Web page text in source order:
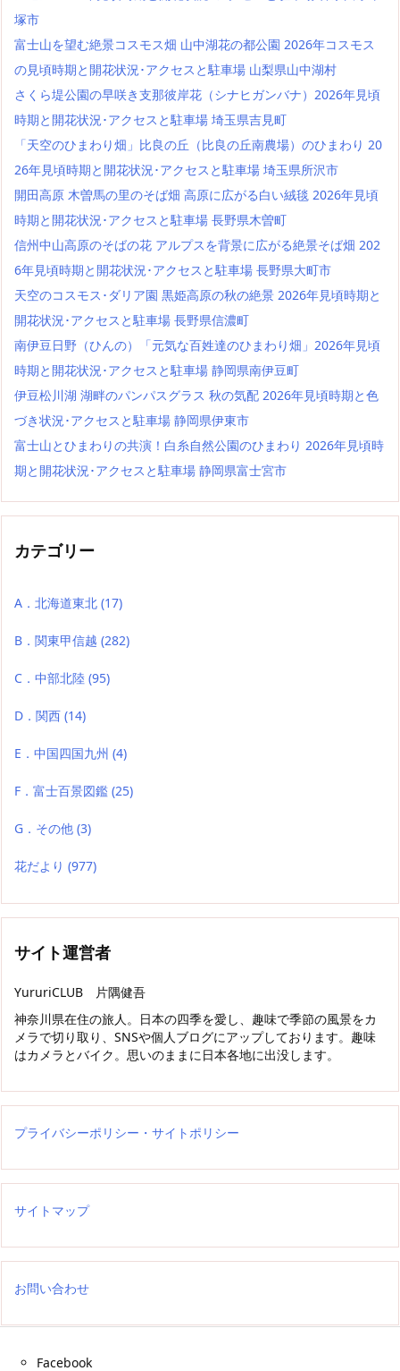
塚市
富士山を望む絶景コスモス畑 山中湖花の都公園 2026年コスモス
の見頃時期と開花状況･アクセスと駐車場 山梨県山中湖村
さくら堤公園の早咲き支那彼岸花（シナヒガンバナ）2026年見頃
時期と開花状況･アクセスと駐車場 埼玉県吉見町
「天空のひまわり畑」比良の丘（比良の丘南農場）のひまわり 20
26年見頃時期と開花状況･アクセスと駐車場 埼玉県所沢市
開田高原 木曽馬の里のそば畑 高原に広がる白い絨毯 2026年見頃
時期と開花状況･アクセスと駐車場 長野県木曽町
信州中山高原のそばの花 アルプスを背景に広がる絶景そば畑 202
6年見頃時期と開花状況･アクセスと駐車場 長野県大町市
天空のコスモス･ダリア園 黒姫高原の秋の絶景 2026年見頃時期と
開花状況･アクセスと駐車場 長野県信濃町
南伊豆日野（ひんの）「元気な百姓達のひまわり畑」2026年見頃
時期と開花状況･アクセスと駐車場 静岡県南伊豆町
伊豆松川湖 湖畔のパンパスグラス 秋の気配 2026年見頃時期と色
づき状況･アクセスと駐車場 静岡県伊東市
富士山とひまわりの共演！白糸自然公園のひまわり 2026年見頃時
期と開花状況･アクセスと駐車場 静岡県富士宮市
カテゴリー
A．北海道東北 (17)
B．関東甲信越 (282)
C．中部北陸 (95)
D．関西 (14)
E．中国四国九州 (4)
F．富士百景図鑑 (25)
G．その他 (3)
花だより (977)
サイト運営者
YururiCLUB 片隅健吾
神奈川県在住の旅人。日本の四季を愛し、趣味で季節の風景をカ
メラで切り取り、SNSや個人ブログにアップしております。趣味
はカメラとバイク。思いのままに日本各地に出没します。
プライバシーポリシー・サイトポリシー
サイトマップ
お問い合わせ
Facebook